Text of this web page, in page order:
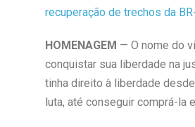
HOMENAGEM — O nome do
conquistar sua liberdade na
tinha direito à liberdade
luta, até conseguir comprá-la